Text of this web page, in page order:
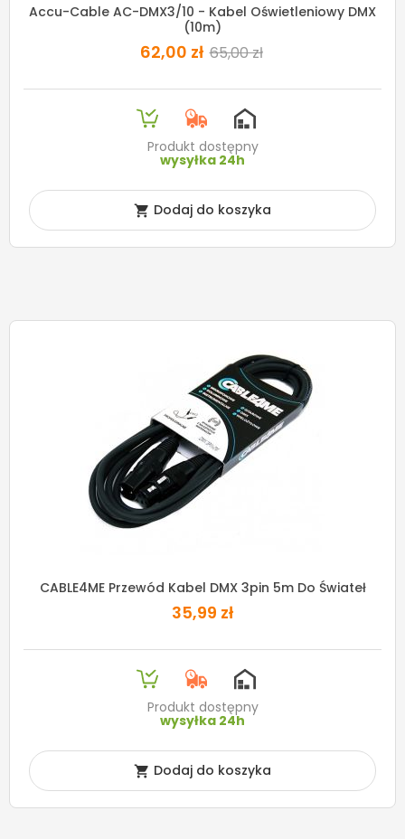
Accu-Cable AC-DMX3/10 - Kabel Oświetleniowy DMX
(10m)
62,00 zł 65,00 zł
Produkt dostępny
wysyłka 24h
 Dodaj do koszyka
CABLE4ME Przewód Kabel DMX 3pin 5m Do Świateł
35,99 zł
Produkt dostępny
wysyłka 24h
 Dodaj do koszyka